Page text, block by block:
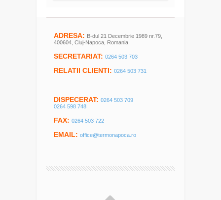
ADRESA: B-dul 21 Decembrie 1989 nr.79,
400604, Cluj-Napoca, Romania
SECRETARIAT: 0264 503 703
RELATII CLIENTI: 0264 503 731
DISPECERAT: 0264 503 709
0264 598 748
FAX: 0264 503 722
EMAIL: office@termonapoca.ro